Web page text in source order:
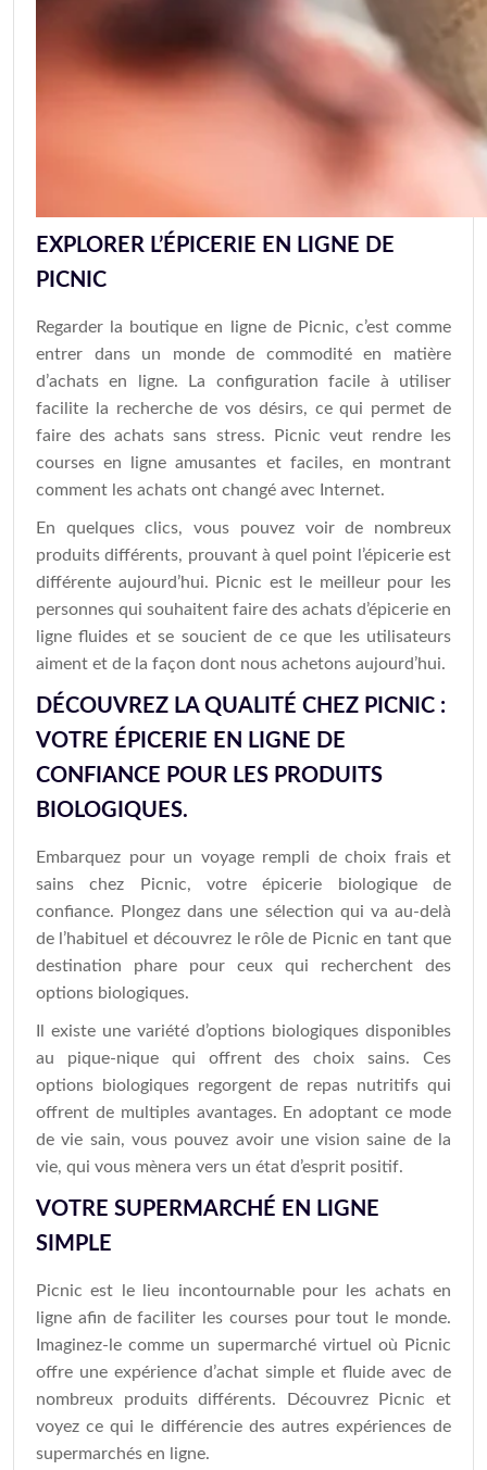
EXPLORER L’ÉPICERIE EN LIGNE DE
PICNIC
Regarder la boutique en ligne de Picnic, c’est comme
entrer dans un monde de commodité en matière
d’achats en ligne. La configuration facile à utiliser
facilite la recherche de vos désirs, ce qui permet de
faire des achats sans stress. Picnic veut rendre les
courses en ligne amusantes et faciles, en montrant
comment les achats ont changé avec Internet.
En quelques clics, vous pouvez voir de nombreux
produits différents, prouvant à quel point l’épicerie est
différente aujourd’hui. Picnic est le meilleur pour les
personnes qui souhaitent faire des achats d’épicerie en
ligne fluides et se soucient de ce que les utilisateurs
aiment et de la façon dont nous achetons aujourd’hui.
DÉCOUVREZ LA QUALITÉ CHEZ PICNIC :
VOTRE ÉPICERIE EN LIGNE DE
CONFIANCE POUR LES PRODUITS
BIOLOGIQUES.
Embarquez pour un voyage rempli de choix frais et
sains chez Picnic, votre épicerie biologique de
confiance. Plongez dans une sélection qui va au-delà
de l’habituel et découvrez le rôle de Picnic en tant que
destination phare pour ceux qui recherchent des
options biologiques.
Il existe une variété d’options biologiques disponibles
au pique-nique qui offrent des choix sains. Ces
options biologiques regorgent de repas nutritifs qui
offrent de multiples avantages. En adoptant ce mode
de vie sain, vous pouvez avoir une vision saine de la
vie, qui vous mènera vers un état d’esprit positif.
VOTRE SUPERMARCHÉ EN LIGNE
SIMPLE
Picnic est le lieu incontournable pour les achats en
ligne afin de faciliter les courses pour tout le monde.
Imaginez-le comme un supermarché virtuel où Picnic
offre une expérience d’achat simple et fluide avec de
nombreux produits différents. Découvrez Picnic et
voyez ce qui le différencie des autres expériences de
supermarchés en ligne.